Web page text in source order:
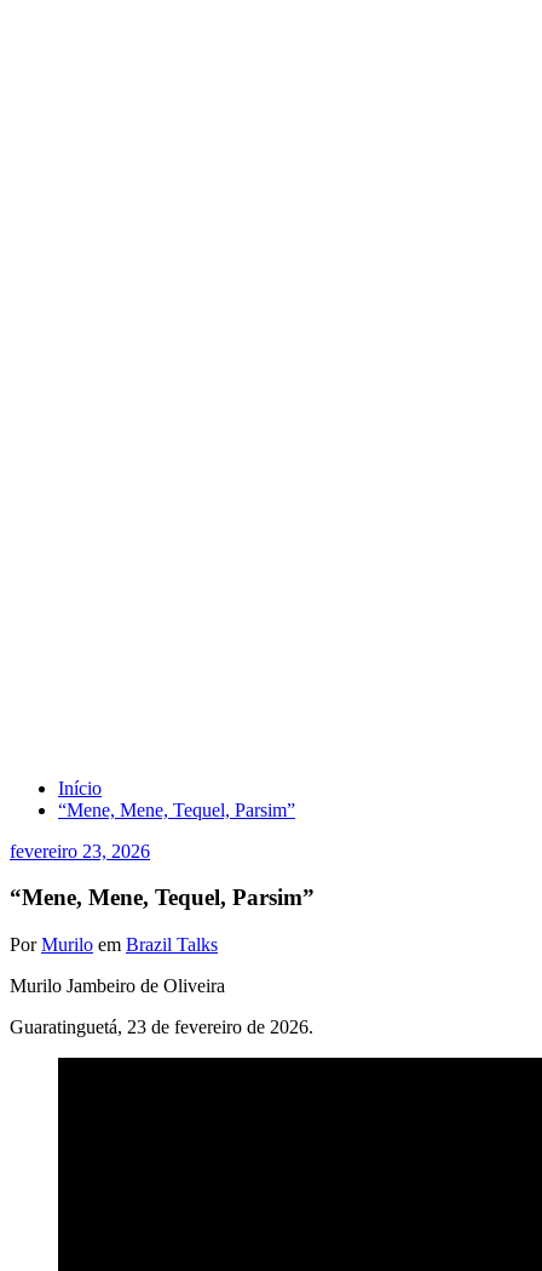
Início
“Mene, Mene, Tequel, Parsim”
fevereiro 23, 2026
“Mene, Mene, Tequel, Parsim”
PorMurilo em Brazil Talks
Murilo Jambeiro de Oliveira
Guaratinguetá, 23 de fevereiro de 2026.